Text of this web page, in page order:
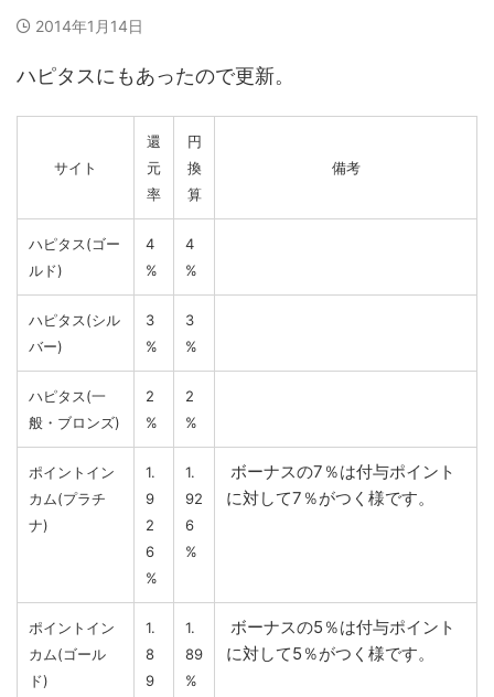
2014年1月14日
ハピタスにもあったので更新。
サイト
還
元
率
円
換
算
備考
ハピタス(ゴー
ルド)
4
%
4
%
ハピタス(シル
バー)
3
%
3
%
ハピタス(一
般・ブロンズ)
2
%
2
%
ポイントイン
カム(プラチ
ナ)
1.
9
2
6
%
1.
92
6
%
ボーナスの7％は付与ポイント
に対して7％がつく様です。
ポイントイン
カム(ゴール
ド)
1.
8
9
1.
89
%
ボーナスの5％は付与ポイント
に対して5％がつく様です。